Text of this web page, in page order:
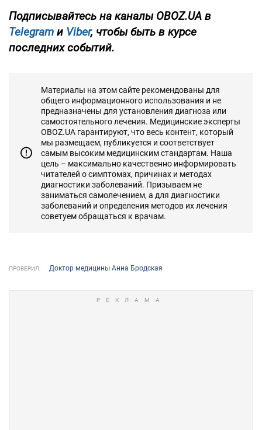
Подписывайтесь на каналы OBOZ.UA в
Telegram и Viber, чтобы быть в курсе
последних событий.
Материалы на этом сайте рекомендованы для
общего информационного использования и не
предназначены для установления диагноза или
самостоятельного лечения. Медицинские эксперты
OBOZ.UA гарантируют, что весь контент, который
мы размещаем, публикуется и соответствует
самым высоким медицинским стандартам. Наша
цель – максимально качественно информировать
читателей о симптомах, причинах и методах
диагностики заболеваний. Призываем не
заниматься самолечением, а для диагностики
заболеваний и определения методов их лечения
советуем обращаться к врачам.
ПРОВЕРИЛ: Доктор медицины Анна Бродская